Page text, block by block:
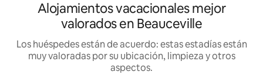
Alojamientos vacacionales mejor
valorados en Beauceville
Los huéspedes están de acuerdo: estas estadías están
muy valoradas por su ubicación, limpieza y otros
aspectos.